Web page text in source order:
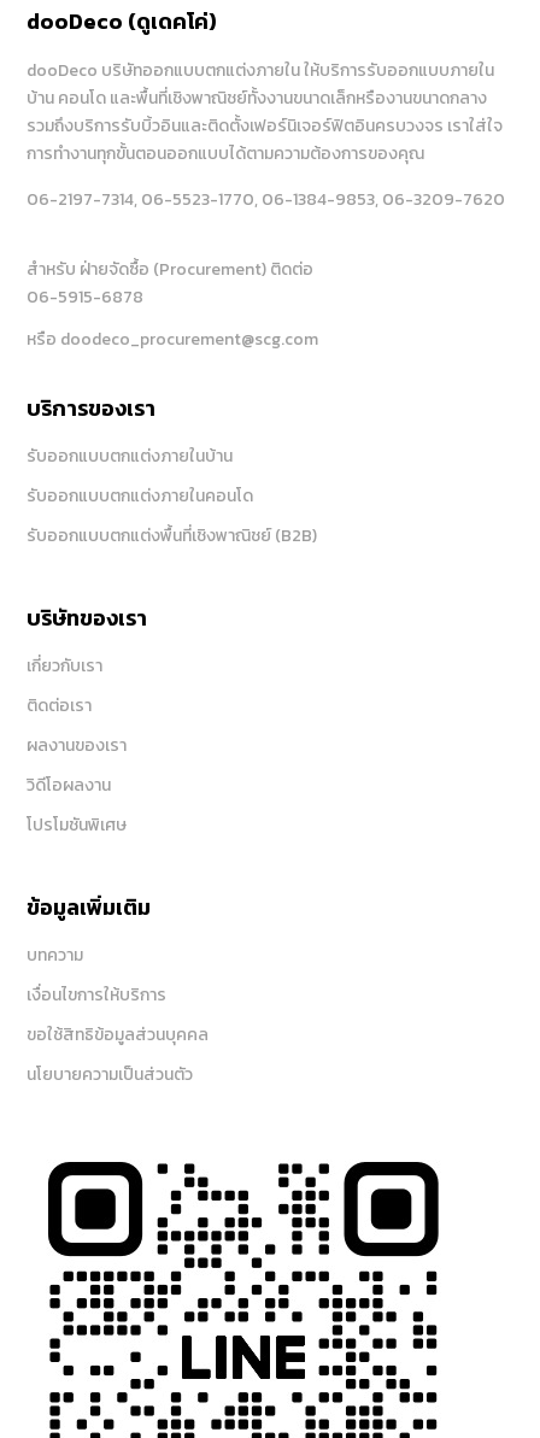
dooDeco (ดูเดคโค่)
dooDeco บริษัทออกแบบตกแต่งภายใน ให้บริการรับออกแบบภายใน
บ้าน คอนโด และพื้นที่เชิงพาณิชย์ทั้งงานขนาดเล็กหรืองานขนาดกลาง
รวมถึงบริการรับบิ้วอินและติดตั้งเฟอร์นิเจอร์ฟิตอินครบวงจร เราใส่ใจ
การทำงานทุกขั้นตอนออกแบบได้ตามความต้องการของคุณ
06-2197-7314, 06-5523-1770, 06-1384-9853, 06-3209-7620
สำหรับ ฝ่ายจัดซื้อ (Procurement) ติดต่อ
06-5915-6878
หรือ doodeco_procurement@scg.com
บริการของเรา
รับออกแบบตกแต่งภายในบ้าน
รับออกแบบตกแต่งภายในคอนโด
รับออกแบบตกแต่งพื้นที่เชิงพาณิชย์ (B2B)
บริษัทของเรา
เกี่ยวกับเรา
ติดต่อเรา
ผลงานของเรา
วิดีโอผลงาน
โปรโมชันพิเศษ
ข้อมูลเพิ่มเติม
บทความ
เงื่อนไขการให้บริการ
ขอใช้สิทธิข้อมูลส่วนบุคคล
นโยบายความเป็นส่วนตัว